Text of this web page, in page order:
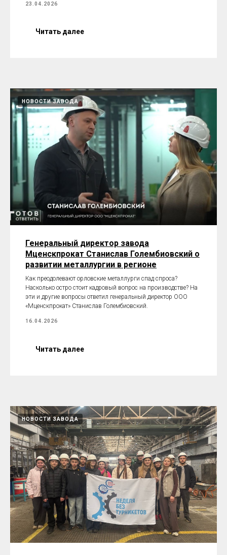
23.04.2026
Читать далее
НОВОСТИ ЗАВОДА
Генеральный директор завода
Мценскпрокат Станислав Голембиовский о
развитии металлургии в регионе
Как преодолевают орловские металлурги спад спроса?
Насколько остро стоит кадровый вопрос на производстве? На
эти и другие вопросы ответил генеральный директор ООО
«Мценскпрокат» Станислав Голембиовский.
16.04.2026
Читать далее
НОВОСТИ ЗАВОДА